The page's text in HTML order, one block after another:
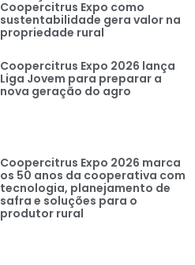
Coopercitrus Expo como
sustentabilidade gera valor na
propriedade rural
Coopercitrus Expo 2026 lança
Liga Jovem para preparar a
nova geração do agro
Coopercitrus Expo 2026 marca
os 50 anos da cooperativa com
tecnologia, planejamento de
safra e soluções para o
produtor rural